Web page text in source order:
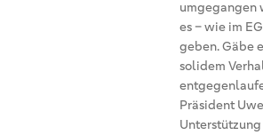
umgegangen
es – wie im
geben. Gäbe
solidem
Präsident